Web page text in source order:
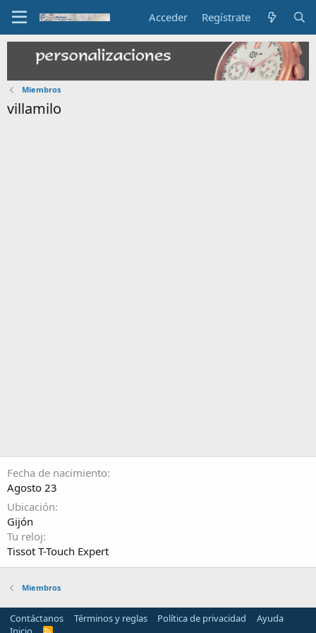
Acceder Regístrate
Miembros
villamilo
Fecha de nacimiento
Agosto 23
Ubicación
Gijón
Tu reloj
Tissot T-Touch Expert
Miembros
Contáctanos Términos y reglas Política de privacidad
Ayuda
R